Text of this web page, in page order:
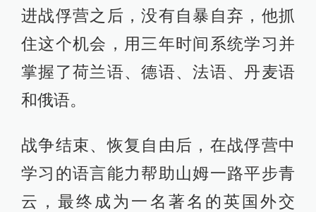
进战俘营之后，没有自暴自弃，他抓
住这个机会，用三年时间系统学习并
掌握了荷兰语、德语、法语、丹麦语
和俄语。
战争结束、恢复自由后，在战俘营中
学习的语言能力帮助山姆一路平步青
云，最终成为一名著名的英国外交